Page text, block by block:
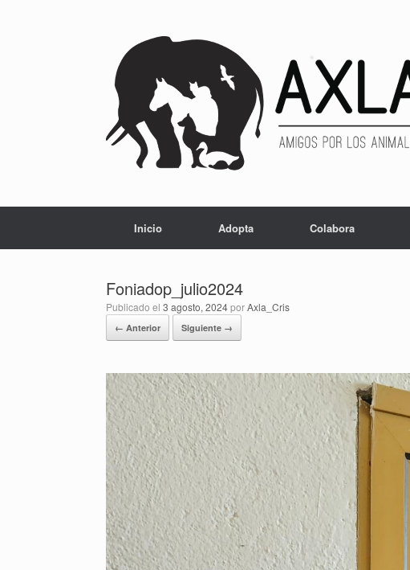
Inicio Adopta Colabora
Foniadop_julio2024
Publicado el 3 agosto, 2024porAxla_Cris
← Anterior Siguiente →